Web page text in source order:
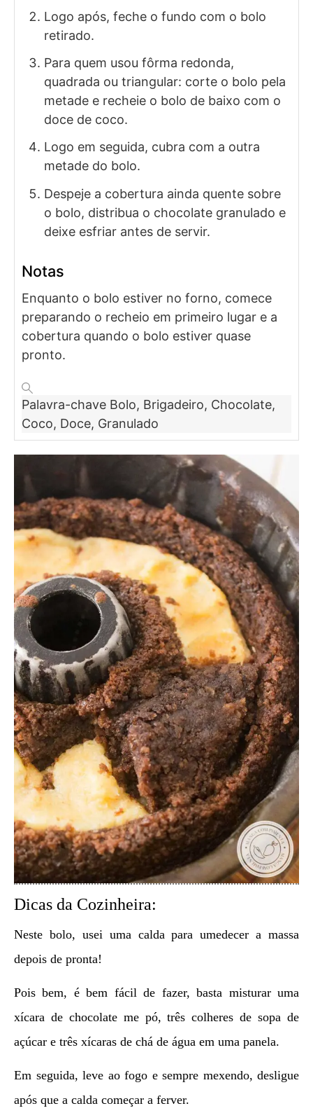
Logo após, feche o fundo com o bolo
retirado.
Para quem usou fôrma redonda,
quadrada ou triangular: corte o bolo pela
metade e recheie o bolo de baixo com o
doce de coco.
Logo em seguida, cubra com a outra
metade do bolo.
Despeje a cobertura ainda quente sobre
o bolo, distribua o chocolate granulado e
deixe esfriar antes de servir.
Notas
Enquanto o bolo estiver no forno, comece
preparando o recheio em primeiro lugar e a
cobertura quando o bolo estiver quase
pronto.
Palavra-chave Bolo, Brigadeiro, Chocolate,
Coco, Doce, Granulado
Dicas da Cozinheira:
Neste bolo, usei uma calda para umedecer a massa
depois de pronta!
Pois bem, é bem fácil de fazer, basta misturar uma
xícara de chocolate me pó, três colheres de sopa de
açúcar e três xícaras de chá de água em uma panela.
Em seguida, leve ao fogo e sempre mexendo, desligue
após que a calda começar a ferver.